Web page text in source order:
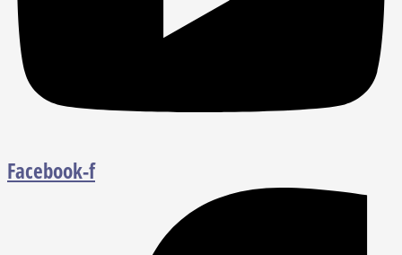
Facebook-f